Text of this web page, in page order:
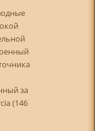
за
(146